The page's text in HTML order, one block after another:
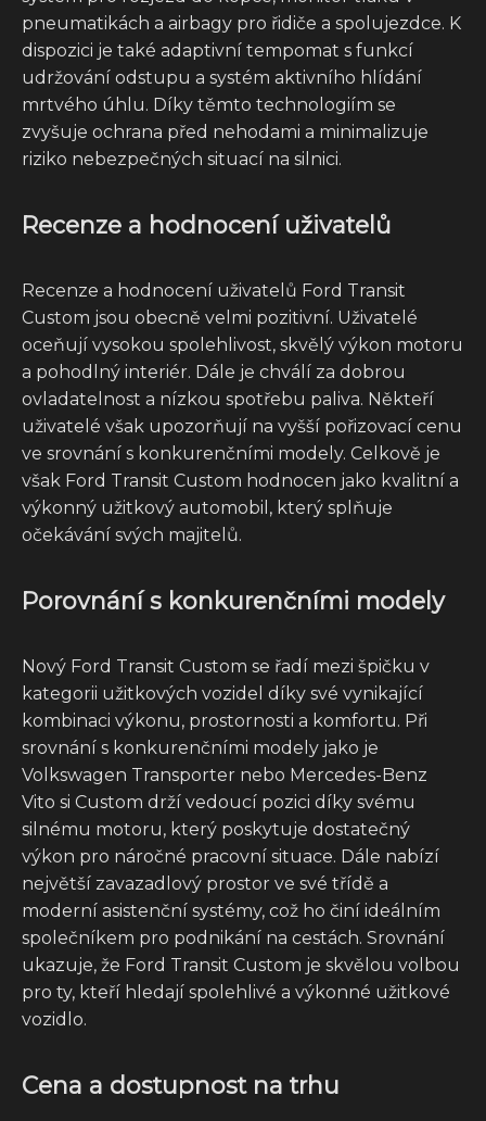
pneumatikách a airbagy pro řidiče a spolujezdce. K
dispozici je také adaptivní tempomat s funkcí
udržování odstupu a systém aktivního hlídání
mrtvého úhlu. Díky těmto technologiím se
zvyšuje ochrana před nehodami a minimalizuje
riziko nebezpečných situací na silnici.
Recenze a hodnocení uživatelů
Recenze a hodnocení uživatelů Ford Transit
Custom jsou obecně velmi pozitivní. Uživatelé
oceňují vysokou spolehlivost, skvělý výkon motoru
a pohodlný interiér. Dále je chválí za dobrou
ovladatelnost a nízkou spotřebu paliva. Někteří
uživatelé však upozorňují na vyšší pořizovací cenu
ve srovnání s konkurenčními modely. Celkově je
však Ford Transit Custom hodnocen jako kvalitní a
výkonný užitkový automobil, který splňuje
očekávání svých majitelů.
Porovnání s konkurenčními modely
Nový Ford Transit Custom se řadí mezi špičku v
kategorii užitkových vozidel díky své vynikající
kombinaci výkonu, prostornosti a komfortu. Při
srovnání s konkurenčními modely jako je
Volkswagen Transporter nebo Mercedes-Benz
Vito si Custom drží vedoucí pozici díky svému
silnému motoru, který poskytuje dostatečný
výkon pro náročné pracovní situace. Dále nabízí
největší zavazadlový prostor ve své třídě a
moderní asistenční systémy, což ho činí ideálním
společníkem pro podnikání na cestách. Srovnání
ukazuje, že Ford Transit Custom je skvělou volbou
pro ty, kteří hledají spolehlivé a výkonné užitkové
vozidlo.
Cena a dostupnost na trhu